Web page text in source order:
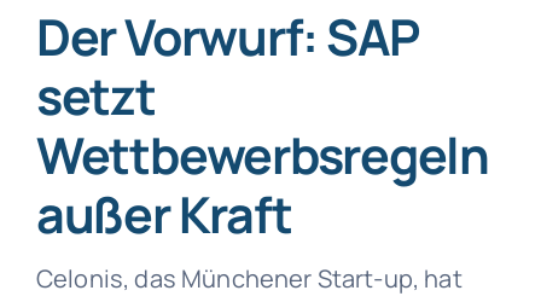
Der Vorwurf: SAP
setzt
Wettbewerbsregeln
außer Kraft
Celonis, das Münchener Start-up, hat